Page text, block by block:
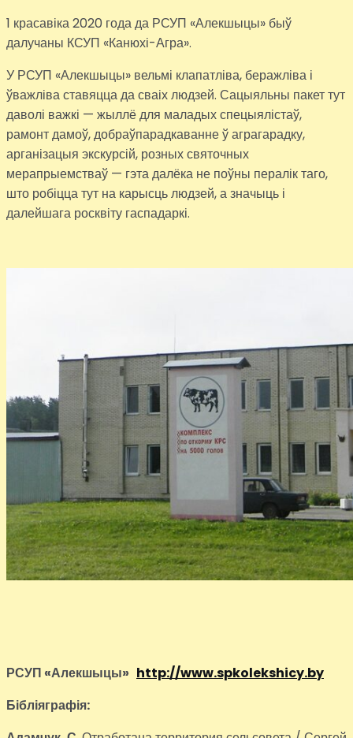
1 красавіка 2020 года да РСУП «Алекшыцы» быў
далучаны КСУП «Канюхі-Агра».
У РСУП «Алекшыцы» вельмі клапатліва, беражліва і
ўважліва ставяцца да сваіх людзей. Сацыяльны пакет тут
даволі важкі — жыллё для маладых спецыялістаў,
рамонт дамоў, добраўпарадкаванне ў аграгарадку,
арганізацыя экскурсій, розных святочных
мерапрыемстваў — гэта далёка не поўны пералік таго,
што робіцца тут на карысць людзей, а значыць і
далейшага росквіту гаспадаркі.
РСУП «Алекшыцы» http://www.spkolekshicy.by
Бібліяграфія: